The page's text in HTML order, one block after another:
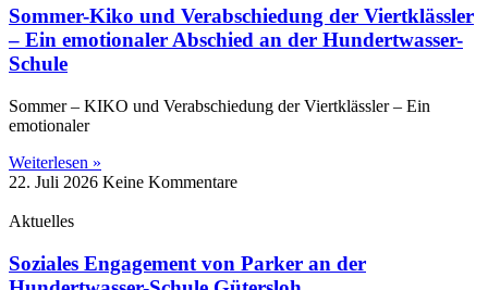
Sommer-Kiko und Verabschiedung der Viertklässler
– Ein emotionaler Abschied an der Hundertwasser-
Schule
Sommer – KIKO und Verabschiedung der Viertklässler – Ein
emotionaler
Weiterlesen »
22. Juli 2026 Keine Kommentare
Aktuelles
Soziales Engagement von Parker an der